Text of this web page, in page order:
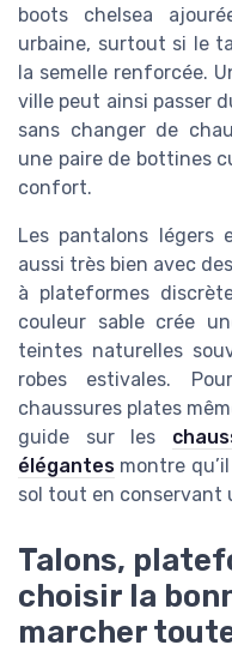
boots chelsea
urbaine, surtout si le
la semelle renforcée.
ville peut ainsi passer
sans changer de
une paire de bottines
confort.
Les pantalons
aussi très bien avec
à plateformes
couleur sable crée
teintes naturelles
robes estivales.
chaussures plates
guide sur les
élégantes montre
sol tout en conservant
Talons,
choisir la
marcher